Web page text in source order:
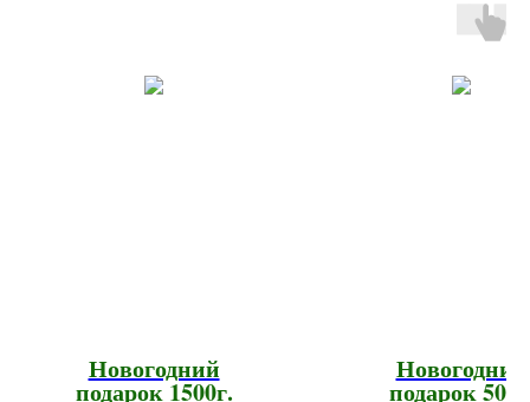
Новогодний
подарок 1500г.
Новогодний
подарок